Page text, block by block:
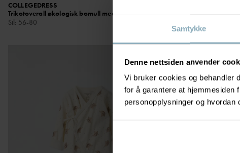
Samtykke
Denne nettsiden anvender
Vi bruker cookies og behandler
for å garantere at hjemmesiden
personopplysninger og
COLLEGEDRESS
Trikotoverall økologisk bomull med stretch
Stl: 56-80
Collegekvalitet med